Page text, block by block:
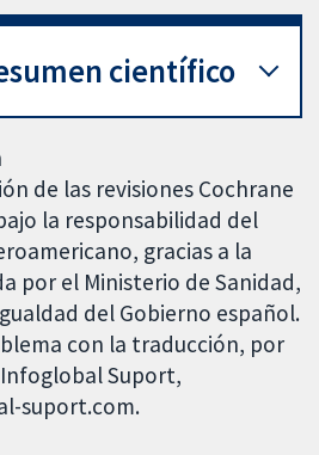
científico
de las revisiones Cochrane
la responsabilidad del
gracias a la
por el Ministerio de Sanidad,
del Gobierno español.
con la traducción, por
Suport,
suport.com.